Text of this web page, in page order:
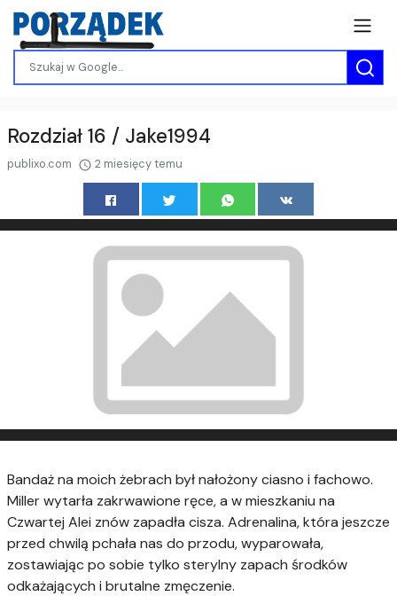
Rozdział 16 / Jake1994
publixo.com 2 miesięcy temu
Bandaż na moich żebrach był nałożony ciasno i fachowo.
Miller wytarła zakrwawione ręce, a w mieszkaniu na
Czwartej Alei znów zapadła cisza. Adrenalina, która jeszcze
przed chwilą pchała nas do przodu, wyparowała,
zostawiając po sobie tylko sterylny zapach środków
odkażających i brutalne zmęczenie.